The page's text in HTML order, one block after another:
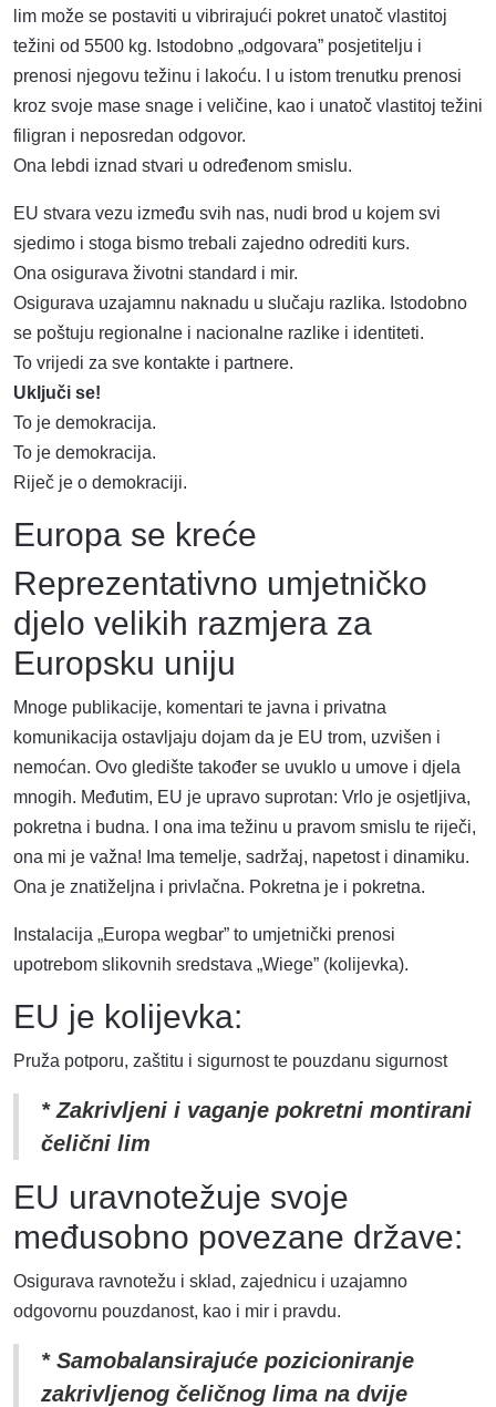
lim može se postaviti u vibrirajući pokret unatoč vlastitoj
težini od 5500 kg. Istodobno „odgovara” posjetitelju i
prenosi njegovu težinu i lakoću. I u istom trenutku prenosi
kroz svoje mase snage i veličine, kao i unatoč vlastitoj težini
filigran i neposredan odgovor.
Ona lebdi iznad stvari u određenom smislu.
EU stvara vezu između svih nas, nudi brod u kojem svi
sjedimo i stoga bismo trebali zajedno odrediti kurs.
Ona osigurava životni standard i mir.
Osigurava uzajamnu naknadu u slučaju razlika. Istodobno
se poštuju regionalne i nacionalne razlike i identiteti.
To vrijedi za sve kontakte i partnere.
Uključi se!
To je demokracija.
To je demokracija.
Riječ je o demokraciji.
Europa se kreće
Reprezentativno umjetničko
djelo velikih razmjera za
Europsku uniju
Mnoge publikacije, komentari te javna i privatna
komunikacija ostavljaju dojam da je EU trom, uzvišen i
nemoćan. Ovo gledište također se uvuklo u umove i djela
mnogih. Međutim, EU je upravo suprotan: Vrlo je osjetljiva,
pokretna i budna. I ona ima težinu u pravom smislu te riječi,
ona mi je važna! Ima temelje, sadržaj, napetost i dinamiku.
Ona je znatiželjna i privlačna. Pokretna je i pokretna.
Instalacija „Europa wegbar” to umjetnički prenosi
upotrebom slikovnih sredstava „Wiege” (kolijevka).
EU je kolijevka:
Pruža potporu, zaštitu i sigurnost te pouzdanu sigurnost
* Zakrivljeni i vaganje pokretni montirani
čelični lim
EU uravnotežuje svoje
međusobno povezane države:
Osigurava ravnotežu i sklad, zajednicu i uzajamno
odgovornu pouzdanost, kao i mir i pravdu.
* Samobalansirajuće pozicioniranje
zakrivljenog čeličnog lima na dvije